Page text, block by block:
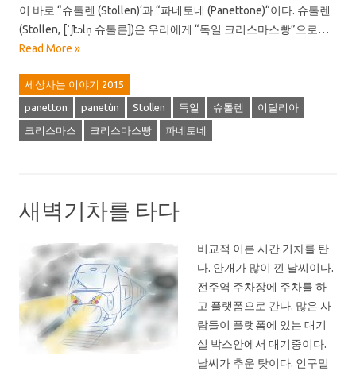
이 바로 “슈톨렌 (Stollen)‘과 “파네토네 (Panettone)“이다. 슈톨렌
(Stollen, [ˈʃtɔln̩ 슈톨른])은 우리에게 “독일 크리스마스빵”으로…
Read More »
세상사는 이야기 2015
panetton panetùn Stollen 독일 슈톨렌 이탈리아
크리스마스 크리스마스빵 파네토네
새벽기차를 타다
비교적 이른 시간 기차를 탄
다. 안개가 많이 낀 날씨이다.
전주역 주차장에 주차를 하
고 플랫폼으로 간다. 많은 사
람들이 플랫폼에 있는 대기
실 박스안에서 대기중이다.
날씨가 추운 탓이다. 인구밀